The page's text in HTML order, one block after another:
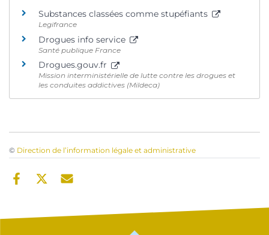
Substances classées comme stupéfiants
Legifrance
Drogues info service
Santé publique France
Drogues.gouv.fr
Mission interministérielle de lutte contre les drogues et
les conduites addictives (Mildeca)
© Direction de l’information légale et administrative